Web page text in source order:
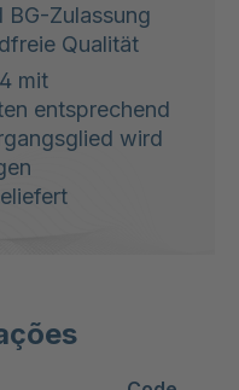
BG-Zulassung
Qualität
mit
entsprechend
wird